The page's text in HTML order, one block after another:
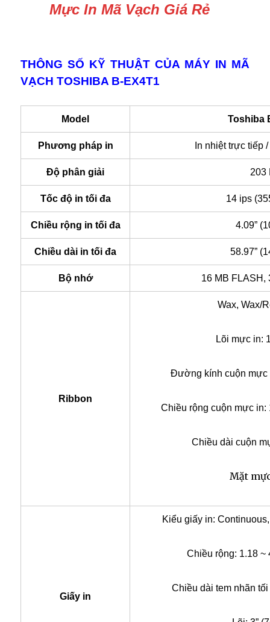
Mực In Mã Vạch Giá Rẻ
THÔNG SỐ KỸ THUẬT CỦA MÁY IN MÃ
VẠCH TOSHIBA B-EX4T1
Model Toshiba
Phương pháp in In nhiệt trực tiếp
Độ phân giải 203
Tốc độ in tối đa 14 ips
Chiều rộng in tối đa 4.09”
Chiều dài in tối đa 58.97”
Bộ nhớ 16 MB FLASH,
Ribbon
Wax, Wax/
Lõi mực in:
Đường kính cuộn mực
Chiều rộng cuộn mực in:
Chiều dài cuộn
Mặt
Giấy in
Kiểu giấy in:
Chiều rộng: 1.18 ~
Chiều dài tem nhãn tối